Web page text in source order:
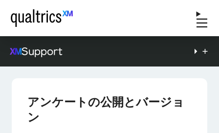
Support
アンケートの公開とバージョ
ン